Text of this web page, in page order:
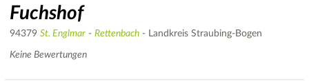
Fuchshof
94379 St. Englmar - Rettenbach - Landkreis Straubing-Bogen
Keine Bewertungen